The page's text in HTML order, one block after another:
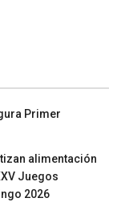
Primer
alimentación
Juegos
2026